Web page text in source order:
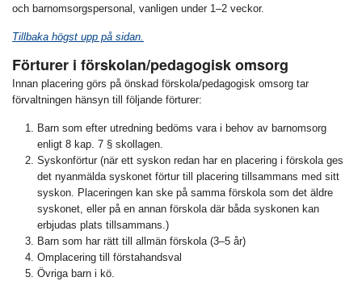
och barnomsorgspersonal, vanligen under 1–2 veckor.
Tillbaka högst upp på sidan.
Förturer i förskolan/pedagogisk omsorg
Innan placering görs på önskad förskola/pedagogisk omsorg tar
förvaltningen hänsyn till följande förturer:
Barn som efter utredning bedöms vara i behov av barnomsorg
enligt 8 kap. 7 § skollagen.
Syskonförtur (när ett syskon redan har en placering i förskola ges
det nyanmälda syskonet förtur till placering tillsammans med sitt
syskon. Placeringen kan ske på samma förskola som det äldre
syskonet, eller på en annan förskola där båda syskonen kan
erbjudas plats tillsammans.)
Barn som har rätt till allmän förskola (3–5 år)
Omplacering till förstahandsval
Övriga barn i kö.